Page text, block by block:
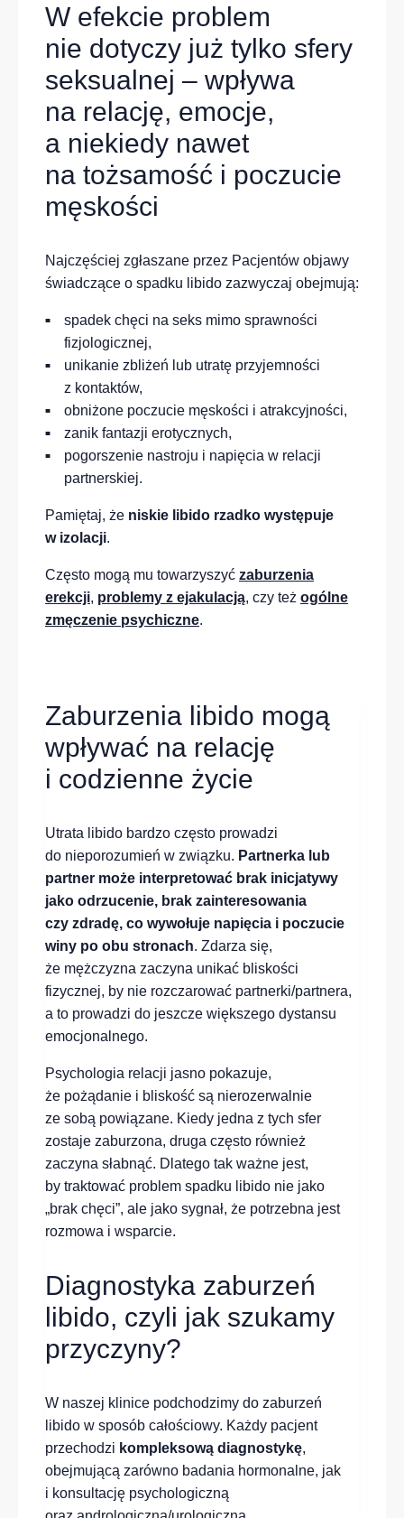
W efekcie problem
nie dotyczy już tylko sfery
seksualnej – wpływa
na relację, emocje,
a niekiedy nawet
na tożsamość i poczucie
męskości
Najczęściej zgłaszane przez Pacjentów objawy
świadczące o spadku libido zazwyczaj obejmują:
spadek chęci na seks mimo sprawności
fizjologicznej,
unikanie zbliżeń lub utratę przyjemności
z kontaktów,
obniżone poczucie męskości i atrakcyjności,
zanik fantazji erotycznych,
pogorszenie nastroju i napięcia w relacji
partnerskiej.
Pamiętaj, że niskie libido rzadko występuje
w izolacji.
Często mogą mu towarzyszyć zaburzenia
erekcji, problemy z ejakulacją, czy też ogólne
zmęczenie psychiczne.
Zaburzenia libido mogą
wpływać na relację
i codzienne życie
Utrata libido bardzo często prowadzi
do nieporozumień w związku. Partnerka lub
partner może interpretować brak inicjatywy
jako odrzucenie, brak zainteresowania
czy zdradę, co wywołuje napięcia i poczucie
winy po obu stronach. Zdarza się,
że mężczyzna zaczyna unikać bliskości
fizycznej, by nie rozczarować partnerki/partnera,
a to prowadzi do jeszcze większego dystansu
emocjonalnego.
Psychologia relacji jasno pokazuje,
że pożądanie i bliskość są nierozerwalnie
ze sobą powiązane. Kiedy jedna z tych sfer
zostaje zaburzona, druga często również
zaczyna słabnąć. Dlatego tak ważne jest,
by traktować problem spadku libido nie jako
„brak chęci”, ale jako sygnał, że potrzebna jest
rozmowa i wsparcie.
Diagnostyka zaburzeń
libido, czyli jak szukamy
przyczyny?
W naszej klinice podchodzimy do zaburzeń
libido w sposób całościowy. Każdy pacjent
przechodzi kompleksową diagnostykę,
obejmującą zarówno badania hormonalne, jak
i konsultację psychologiczną